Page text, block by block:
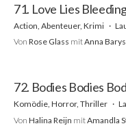
71. Love Lies
Action, Abenteuer, Krimi
Von Rose Glass mitAnna
72. Bodies Bodies
Komödie, Horror, Thriller
Von Halina Reijn mitAmandla